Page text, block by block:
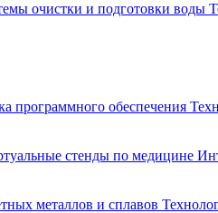
очистки и подготовки воды
программного обеспечения
стенды по медицине
металлов и сплавов